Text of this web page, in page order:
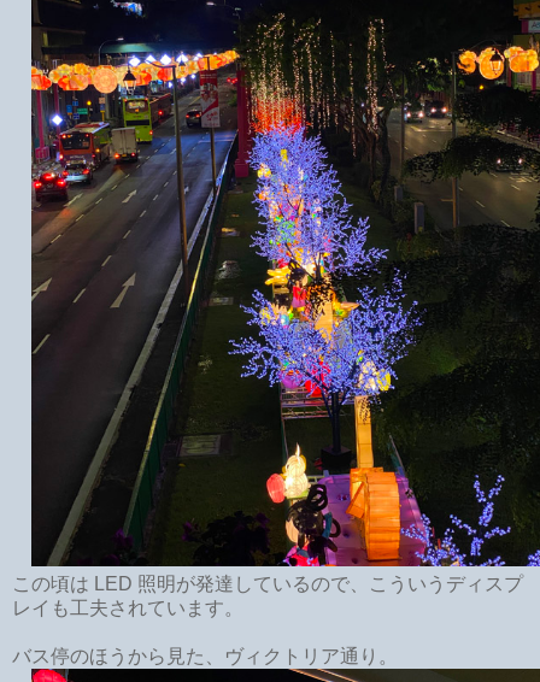
この頃は LED 照明が発達しているので、こういうディスプ
レイも工夫されています。
バス停のほうから見た、ヴィクトリア通り。